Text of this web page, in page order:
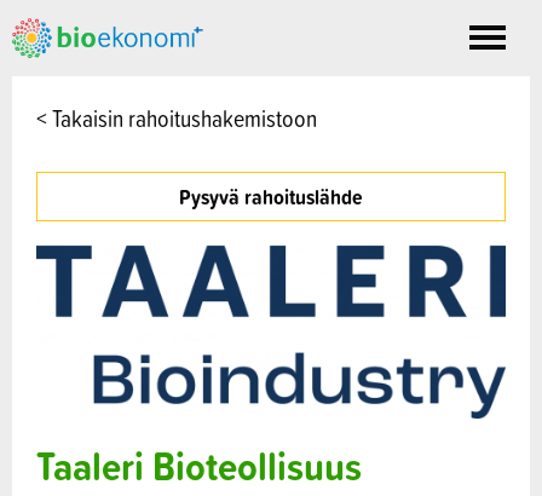
Toggle
< Takaisin rahoitushakemistoon
Pysyvä rahoituslähde
Taaleri Bioteollisuus